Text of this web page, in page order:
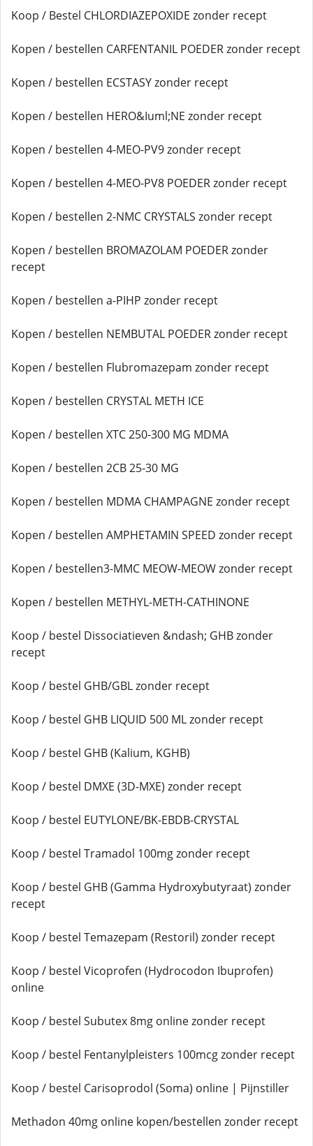
Koop / Bestel CHLORDIAZEPOXIDE zonder recept
Kopen / bestellen CARFENTANIL POEDER zonder recept
Kopen / bestellen ECSTASY zonder recept
Kopen / bestellen HERO&Iuml;NE zonder recept
Kopen / bestellen 4-MEO-PV9 zonder recept
Kopen / bestellen 4-MEO-PV8 POEDER zonder recept
Kopen / bestellen 2-NMC CRYSTALS zonder recept
Kopen / bestellen BROMAZOLAM POEDER zonder
recept
Kopen / bestellen a-PIHP zonder recept
Kopen / bestellen NEMBUTAL POEDER zonder recept
Kopen / bestellen Flubromazepam zonder recept
Kopen / bestellen CRYSTAL METH ICE
Kopen / bestellen XTC 250-300 MG MDMA
Kopen / bestellen 2CB 25-30 MG
Kopen / bestellen MDMA CHAMPAGNE zonder recept
Kopen / bestellen AMPHETAMIN SPEED zonder recept
Kopen / bestellen3-MMC MEOW-MEOW zonder recept
Kopen / bestellen METHYL-METH-CATHINONE
Koop / bestel Dissociatieven &ndash; GHB zonder
recept
Koop / bestel GHB/GBL zonder recept
Koop / bestel GHB LIQUID 500 ML zonder recept
Koop / bestel GHB (Kalium, KGHB)
Koop / bestel DMXE (3D-MXE) zonder recept
Koop / bestel EUTYLONE/BK-EBDB-CRYSTAL
Koop / bestel Tramadol 100mg zonder recept
Koop / bestel GHB (Gamma Hydroxybutyraat) zonder
recept
Koop / bestel Temazepam (Restoril) zonder recept
Koop / bestel Vicoprofen (Hydrocodon Ibuprofen)
online
Koop / bestel Subutex 8mg online zonder recept
Koop / bestel Fentanylpleisters 100mcg zonder recept
Koop / bestel Carisoprodol (Soma) online | Pijnstiller
Methadon 40mg online kopen/bestellen zonder recept